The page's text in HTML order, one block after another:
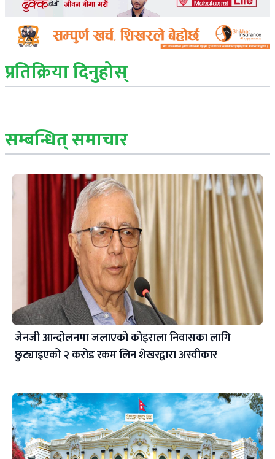
प्रतिक्रिया दिनुहोस्
सम्बन्धित् समाचार
जेनजी आन्दोलनमा जलाएको कोइराला निवासका लागि
छुट्याइएको २ करोड रकम लिन शेखरद्वारा अस्वीकार